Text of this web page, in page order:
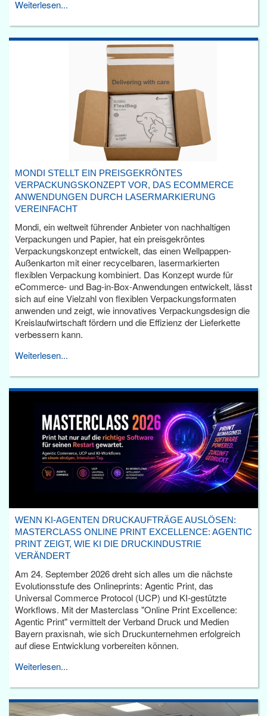
Weiterlesen...
MONDI STELLT EIN PREISGEKRÖNTES
VERPACKUNGSKONZEPT VOR, DAS ECOMMERCE
ANWENDUNGEN DURCH LASERMARKIERUNG
VEREINFACHT
Mondi, ein weltweit führender Anbieter von nachhaltigen
Verpackungen und Papier, hat ein preisgekröntes
Verpackungskonzept entwickelt, das einen Wellpappen-
Außenkarton mit einer recycelbaren, lasermarkierten
flexiblen Verpackung kombiniert. Das Konzept wurde für
eCommerce- und Bag-in-Box-Anwendungen entwickelt, lässt
sich auf eine Vielzahl von flexiblen Verpackungsformaten
anwenden und zeigt, wie innovatives Verpackungsdesign die
Kreislaufwirtschaft fördern und die Effizienz der Lieferkette
verbessern kann.
Weiterlesen...
WENN KI-AGENTEN DRUCKAUFTRÄGE AUSLÖSEN:
MASTERCLASS ONLINE PRINT EXCELLENCE: AGENTIC
PRINT ZEIGT, WIE KI DIE DRUCKINDUSTRIE
VERÄNDERT
Am 24. September 2026 dreht sich alles um die nächste
Evolutionsstufe des Onlineprints: Agentic Print, das
Universal Commerce Protocol (UCP) und KI-gestützte
Workflows. Mit der Masterclass "Online Print Excellence:
Agentic Print" vermittelt der Verband Druck und Medien
Bayern praxisnah, wie sich Druckunternehmen erfolgreich
auf diese Entwicklung vorbereiten können.
Weiterlesen...